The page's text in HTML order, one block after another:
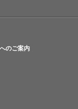
のご案内